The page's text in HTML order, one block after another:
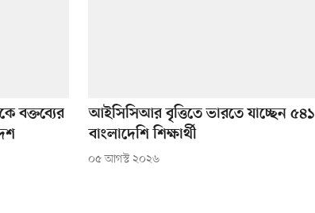
বক্তব্যের
আইসিসিআর বৃত্তিতে ভারতে যাচ্ছেন ৫৪১
বাংলাদেশি শিক্ষার্থী
০৫ আগস্ট ২০২৬